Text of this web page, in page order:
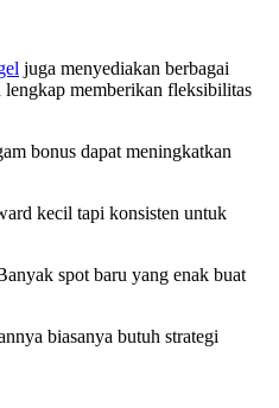
juga menyediakan berbagai
lengkap memberikan fleksibilitas
bonus dapat meningkatkan
kecil tapi konsisten untuk
spot baru yang enak buat
biasanya butuh strategi